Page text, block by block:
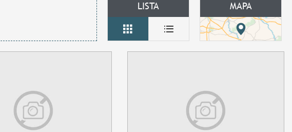
LISTA MAPA